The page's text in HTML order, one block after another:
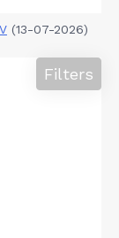
(13-07-2026)
Filters